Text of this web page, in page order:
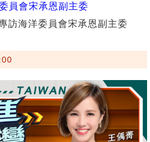
訪海洋委員會宋承恩副主委